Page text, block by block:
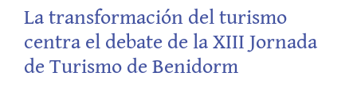
La transformación del turismo
centra el debate de la XIII Jornada
de Turismo de Benidorm